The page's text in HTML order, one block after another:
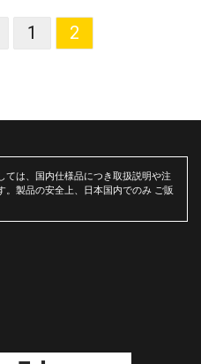
1 2
ては、国内仕様品につき取扱説明や注
。製品の安全上、日本国内でのみ ご販